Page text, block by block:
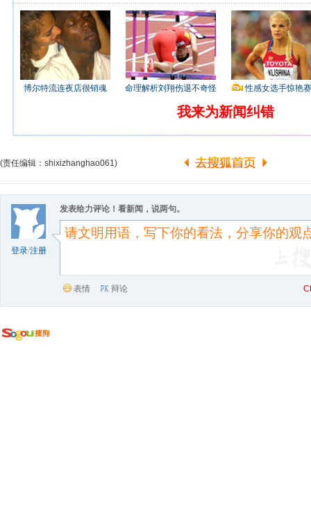
博尔特流连夜店很销魂 命理解析刘翔伤退不奇怪 性感女选手惊艳
我来为新闻纠错
(责任编辑：shixizhanghao061)
登录/注册
发表给力评论！看新闻，说两句。
表情 辩论